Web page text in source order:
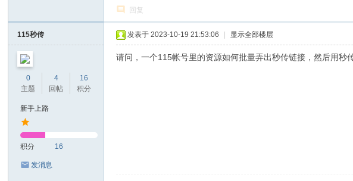
回复
115秒传
0
主题
4
回帖
16
积分
新手上路
积分 16
发消息
发表于 2023-10-19 21:53:06 显示全部楼层
请问，一个115帐号里的资源如何批量弄出秒传链接，然后用秒